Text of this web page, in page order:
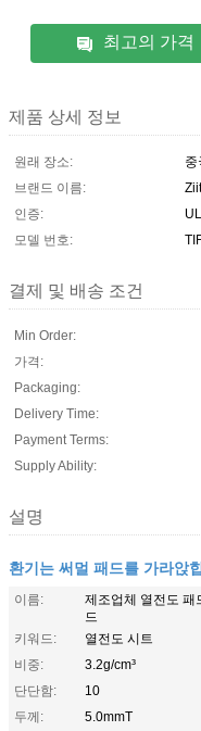
최고의 가격
제품 상세 정보
원래 장소:
중
브랜드 이름:
인증:
UL
모델 번호:
결제 및 배송 조건
Min Order:
가격:
Packaging:
Delivery Time:
Payment Terms:
Supply Ability:
설명
환기는 써멀 패드를 가라앉
이름:
제조업체 열전도 패
드
키워드:
열전도 시트
비중:
3.2g/cm³
단단함:
10
두께:
5.0mmT